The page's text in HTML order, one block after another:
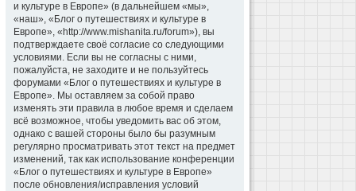
и культуре в Европе» (в дальнейшем «мы»,
«наш», «Блог о путешествиях и культуре в
Европе», «http://www.mishanita.ru/forum»), вы
подтверждаете своё согласие со следующими
условиями. Если вы не согласны с ними,
пожалуйста, не заходите и не пользуйтесь
форумами «Блог о путешествиях и культуре в
Европе». Мы оставляем за собой право
изменять эти правила в любое время и сделаем
всё возможное, чтобы уведомить вас об этом,
однако с вашей стороны было бы разумным
регулярно просматривать этот текст на предмет
изменений, так как использование конференции
«Блог о путешествиях и культуре в Европе»
после обновления/исправления условий